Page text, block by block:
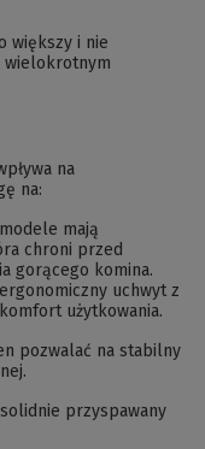
większy i nie
wielokrotnym
na
na:
mają
chroni przed
gorącego komina.
uchwyt z
użytkowania.
pozwalać na stabilny
przyspawany